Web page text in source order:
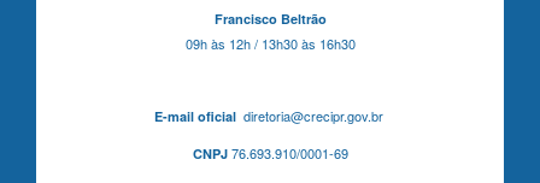
Francisco Beltrão
09h às 12h / 13h30 às 16h30
E-mail oficialdiretoria@crecipr.gov.br
CNPJ76.693.910/0001-69